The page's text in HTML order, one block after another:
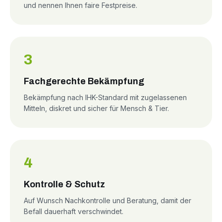
und nennen Ihnen faire Festpreise.
3
Fachgerechte Bekämpfung
Bekämpfung nach IHK-Standard mit zugelassenen
Mitteln, diskret und sicher für Mensch & Tier.
4
Kontrolle & Schutz
Auf Wunsch Nachkontrolle und Beratung, damit der
Befall dauerhaft verschwindet.